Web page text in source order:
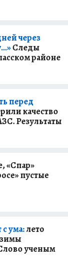
через
Следы
районе
перед
качество
Результаты
«Спар»
пустые
ума:лето
ученым